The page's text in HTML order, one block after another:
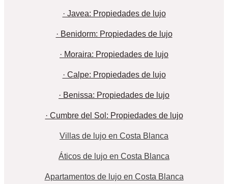
· Javea: Propiedades de lujo
· Benidorm: Propiedades de lujo
· Moraira: Propiedades de lujo
· Calpe: Propiedades de lujo
· Benissa: Propiedades de lujo
· Cumbre del Sol: Propiedades de lujo
Villas de lujo en Costa Blanca
Áticos de lujo en Costa Blanca
Apartamentos de lujo en Costa Blanca